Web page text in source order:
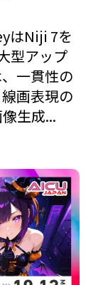
はNiji 7を
型アップ
一貫性の
画表現の
生成...